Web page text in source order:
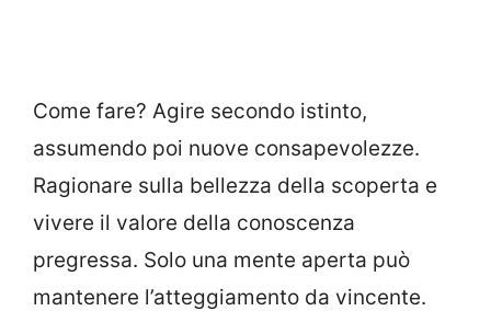
Come fare? Agire secondo istinto,
assumendo poi nuove consapevolezze.
Ragionare sulla bellezza della scoperta e
vivere il valore della conoscenza
pregressa. Solo una mente aperta può
mantenere l’atteggiamento da vincente.